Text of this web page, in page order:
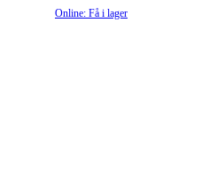
Online: Få i lager